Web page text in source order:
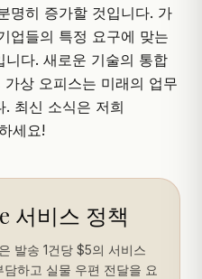
명히 증가할 것입니다. 가
업들의 특정 요구에 맞는
다. 새로운 기술의 통합
상 오피스는 미래의 업무
. 최신 소식은 저희
세요!
서비스 정책
발송 1건당 $5의 서비스
하고 실물 우편 전달을 요